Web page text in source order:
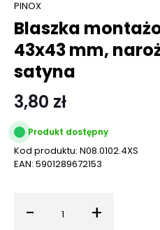
Blaszka
43x43 mm,
satyna
3,80 zł
Produkt dostępny
Kod produktu: N08.0102.4XS
EAN: 5901289672153
- Ilość +